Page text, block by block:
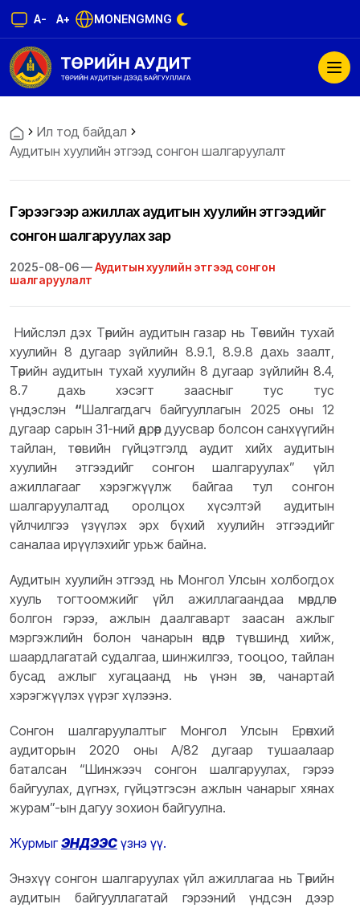
A- A+ MONENGMNG
Ил тод байдал
Аудитын хуулийн этгээд сонгон шалгаруулалт
Гэрээгээр ажиллах аудитын хуулийн этгээдийг
сонгон шалгаруулах зар
2025-08-06 —Аудитын хуулийн этгээд сонгон
шалгаруулалт
Нийслэл дэх Төрийн аудитын газар нь Төсвийн тухай
хуулийн 8 дугаар зүйлийн 8.9.1, 8.9.8 дахь заалт,
Төрийн аудитын тухай хуулийн 8 дугаар зүйлийн 8.4,
8.7 дахь хэсэгт заасныг тус тус
үндэслэн “Шалгагдагч байгууллагын 2025 оны 12
дугаар сарын 31-ний өдрөөр дуусвар болсон санхүүгийн
тайлан, төсвийн гүйцэтгэлд аудит хийх аудитын
хуулийн этгээдийг сонгон шалгаруулах” үйл
ажиллагааг хэрэгжүүлж байгаа тул сонгон
шалгаруулалтад оролцох хүсэлтэй аудитын
үйлчилгээ үзүүлэх эрх бүхий хуулийн этгээдийг
саналаа ирүүлэхийг урьж байна.
Аудитын хуулийн этгээд нь Монгол Улсын холбогдох
хууль тогтоомжийг үйл ажиллагаандаа мөрдлөг
болгон гэрээ, ажлын даалгаварт заасан ажлыг
мэргэжлийн болон чанарын өндөр түвшинд хийж,
шаардлагатай судалгаа, шинжилгээ, тооцоо, тайлан
бусад ажлыг хугацаанд нь үнэн зөв, чанартай
хэрэгжүүлэх үүрэг хүлээнэ.
Сонгон шалгаруулалтыг Монгол Улсын Ерөнхий
аудиторын 2020 оны А/82 дугаар тушаалаар
баталсан “Шинжээч сонгон шалгаруулах, гэрээ
байгуулах, дүгнэх, гүйцэтгэсэн ажлын чанарыг хянах
журам”-ын дагуу зохион байгуулна.
ЖурмыгЭНДЭЭС үзнэ үү.
Энэхүү сонгон шалгаруулах үйл ажиллагаа нь Төрийн
аудитын байгууллагатай гэрээний үндсэн дээр